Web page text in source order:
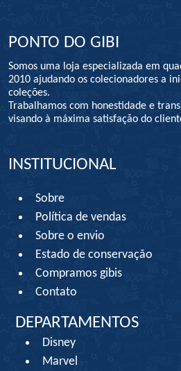
PONTO DO GIBI
Somos uma loja especializada em
2010 ajudando os colecionadores a
coleções.
Trabalhamos com honestidade e
visando à máxima satisfação do
INSTITUCIONAL
Sobre
Política de vendas
Sobre o envio
Estado de conservação
Compramos gibis
Contato
DEPARTAMENTOS
Disney
Marvel